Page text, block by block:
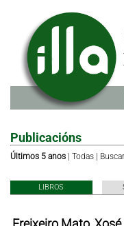
Publicacións
Últimos 5 anos| Todas| Buscar
LIBROS